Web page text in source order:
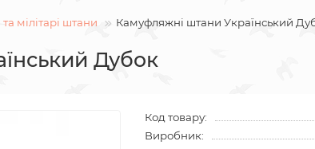
мілітарі штани Камуфляжні штани Український
Дубок
Код товару:
Виробник: